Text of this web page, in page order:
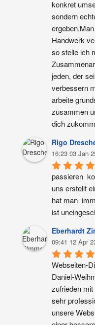
konkret
sondern
Handwerk
so stelle ich
jeden, der
verbessern
arbeite
zusammen
dich
Rigo
16:23 03 Jan
passieren
uns erstellt
hat man
ist
Eberhardt
09:41 12 Apr
Webseiten-
Daniel-
zufrieden
sehr
unsere